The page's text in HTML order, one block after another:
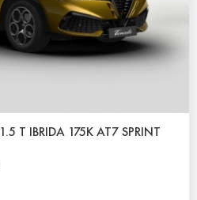
1.5 T IBRIDA 175K AT7 SPRINT